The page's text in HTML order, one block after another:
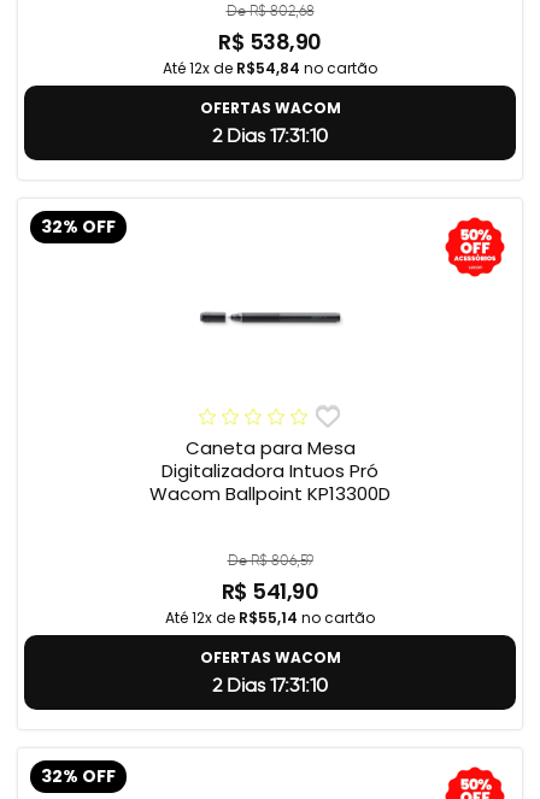
De R$ 802,68
R$ 538,90
Até 12x de R$54,84 no cartão
OFERTAS WACOM
2 Dias 17:31:9
32% OFF
Caneta para Mesa
Digitalizadora Intuos Pró
Wacom Ballpoint KP13300D
De R$ 806,59
R$ 541,90
Até 12x de R$55,14 no cartão
OFERTAS WACOM
2 Dias 17:31:9
32% OFF